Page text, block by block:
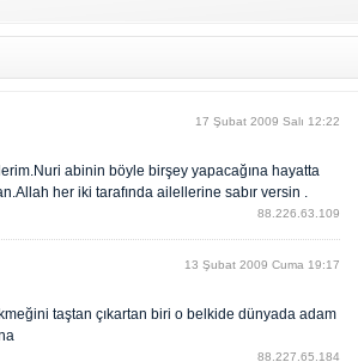
17 Şubat 2009 Salı 12:22
abinin böyle birşey yapacağına hayatta
her iki tarafında ailellerine sabır versin .
88.226.63.109
13 Şubat 2009 Cuma 19:17
taştan çıkartan biri o belkide dünyada adam
88.227.65.184